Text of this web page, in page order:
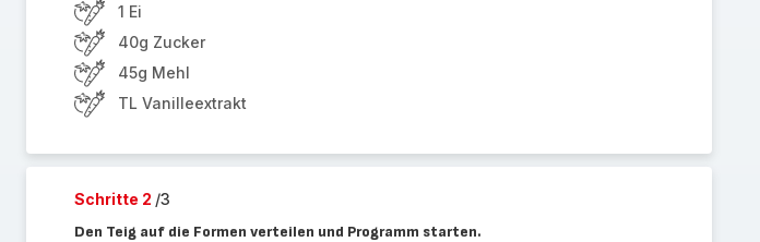
1 Ei
40g Zucker
45g Mehl
TL Vanilleextrakt
Schritte 2 /3
Den Teig auf die Formen verteilen und Programm starten.